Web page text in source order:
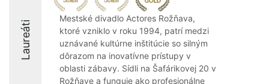
Laureáti
Mestské divadlo Actores Rožňava,
ktoré vzniklo v roku 1994, patrí medzi
uznávané kultúrne inštitúcie so silným
dôrazom na inovatívne prístupy v
oblasti zábavy. Sídli na Šafárikovej 20 v
Rožňave a funguje ako profesionálne